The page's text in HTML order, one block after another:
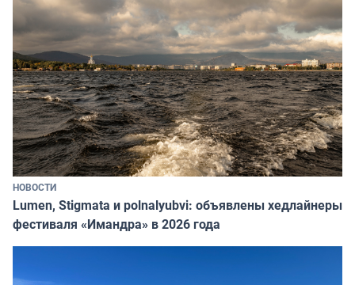
НОВОСТИ
Lumen, Stigmata и polnalyubvi: объявлены хедлайнеры
фестиваля «Имандра» в 2026 года